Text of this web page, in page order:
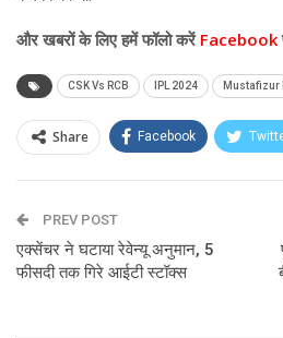
और खबरों के लिए हमें फॉलो करेंFacebook
CSK Vs RCB IPL 2024 Mustafizur
Share Facebook
Email
PREV POST
एक्सेंचर ने घटाया रेवेन्यू अनुमान, 5
फीसदी तक गिरे आईटी स्टॉक्स